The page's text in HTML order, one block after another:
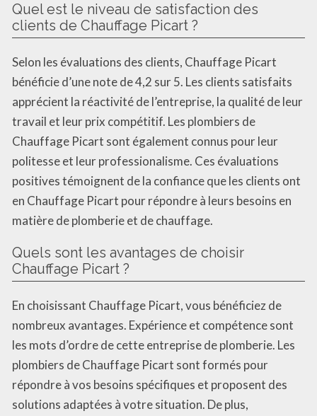
Quel est le niveau de satisfaction des
clients de Chauffage Picart ?
Selon les évaluations des clients, Chauffage Picart
bénéficie d’une note de 4,2 sur 5. Les clients satisfaits
apprécient la réactivité de l’entreprise, la qualité de leur
travail et leur prix compétitif. Les plombiers de
Chauffage Picart sont également connus pour leur
politesse et leur professionalisme. Ces évaluations
positives témoignent de la confiance que les clients ont
en Chauffage Picart pour répondre à leurs besoins en
matière de plomberie et de chauffage.
Quels sont les avantages de choisir
Chauffage Picart ?
En choisissant Chauffage Picart, vous bénéficiez de
nombreux avantages. Expérience et compétence sont
les mots d’ordre de cette entreprise de plomberie. Les
plombiers de Chauffage Picart sont formés pour
répondre à vos besoins spécifiques et proposent des
solutions adaptées à votre situation. De plus,